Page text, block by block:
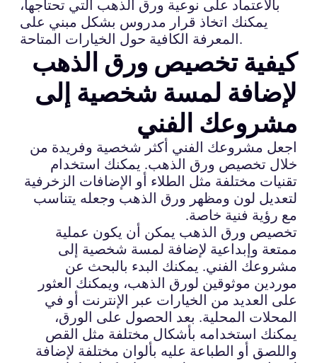
بالاعتماد على نوعية ورق الذهب التي تحتاجها،
يمكنك اتخاذ قرار مدروس بشكل مبني على
المعرفة الكافية حول الخيارات المتاحة.
كيفية تخصيص ورق الذهب
لإضافة لمسة شخصية إلى
مشروعك الفني
اجعل مشروعك الفني أكثر شخصية وفريدة من
خلال تخصيص ورق الذهب. يمكنك استخدام
تقنيات مختلفة مثل الطلاء أو الإضافات الزخرفية
لتعديل لون ومظهر ورق الذهب وجعله يتناسب
مع رؤية فنية خاصة.
تخصيص ورق الذهب يمكن أن يكون عملية
ممتعة وإبداعية لإضافة لمسة شخصية إلى
مشروعك الفني. يمكنك البدء بالبحث عن
موردين موثوقين لورق الذهب، ويمكنك العثور
على العديد من الخيارات عبر الإنترنت أو في
المحلات المحلية. بعد الحصول على الورق،
يمكنك استخدامه بأشكال مختلفة مثل القص
واللصق أو الطباعة عليه بألوان مختلفة لإضافة